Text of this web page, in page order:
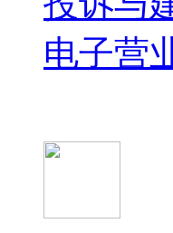
电子营